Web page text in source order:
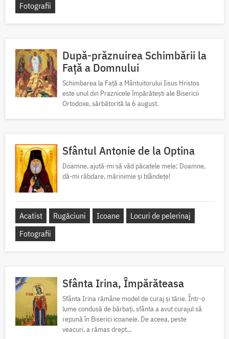
Fotografii
După-prăznuirea Schimbării la
Față a Domnului
Schimbarea la Față a Mântuitorului Iisus Hristos
este unul din Praznicele împărătești ale Bisericii
Ortodoxe, sărbătorită la 6 august.
Sfântul Antonie de la Optina
Doamne, ajută-mi să văd păcatele mele; Doamne,
dă-mi răbdare, mărinimie şi blândeţe!
Acatist Rugăciuni Icoane
Locuri de pelerinaj
Fotografii
Sfânta Irina, Împărăteasa
Sfânta Irina rămâne model de curaj și tărie. Într-o
lume condusă de bărbați, sfânta a avut curajul să
repună în Biserici icoanele. De aceea, peste
veacuri, a rămas drept...